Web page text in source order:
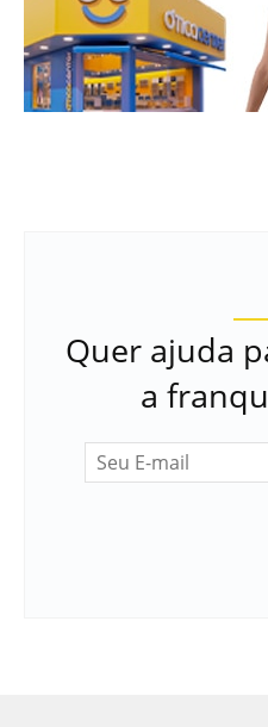
Quer ajuda
a